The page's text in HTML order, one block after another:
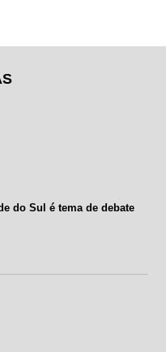
do Sul é tema de debate